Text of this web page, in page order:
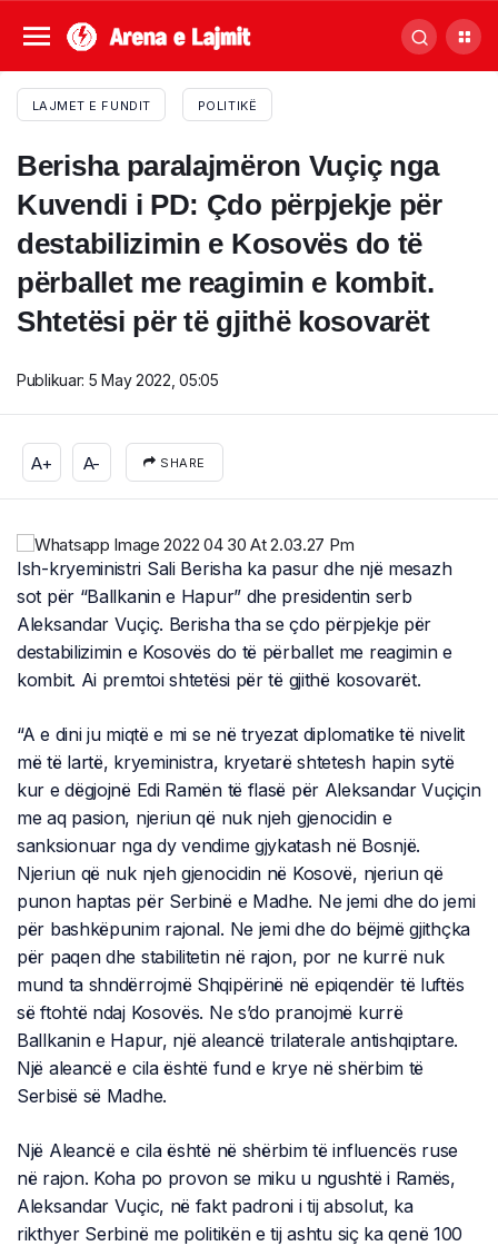
LAJMET E FUNDIT POLITIKË
Berisha paralajmëron Vuçiç nga
Kuvendi i PD: Çdo përpjekje për
destabilizimin e Kosovës do të
përballet me reagimin e kombit.
Shtetësi për të gjithë kosovarët
Publikuar: 5 May 2022, 05:05
A+ A- SHARE
Ish-kryeministri Sali Berisha ka pasur dhe një mesazh
sot për “Ballkanin e Hapur” dhe presidentin serb
Aleksandar Vuçiç. Berisha tha se çdo përpjekje për
destabilizimin e Kosovës do të përballet me reagimin e
kombit. Ai premtoi shtetësi për të gjithë kosovarët.
“A e dini ju miqtë e mi se në tryezat diplomatike të nivelit
më të lartë, kryeministra, kryetarë shtetesh hapin sytë
kur e dëgjojnë Edi Ramën të flasë për Aleksandar Vuçiçin
me aq pasion, njeriun që nuk njeh gjenocidin e
sanksionuar nga dy vendime gjykatash në Bosnjë.
Njeriun që nuk njeh gjenocidin në Kosovë, njeriun që
punon haptas për Serbinë e Madhe. Ne jemi dhe do jemi
për bashkëpunim rajonal. Ne jemi dhe do bëjmë gjithçka
për paqen dhe stabilitetin në rajon, por ne kurrë nuk
mund ta shndërrojmë Shqipërinë në epiqendër të luftës
së ftohtë ndaj Kosovës. Ne s’do pranojmë kurrë
Ballkanin e Hapur, një aleancë trilaterale antishqiptare.
Një aleancë e cila është fund e krye në shërbim të
Serbisë së Madhe.
Një Aleancë e cila është në shërbim të influencës ruse
në rajon. Koha po provon se miku u ngushtë i Ramës,
Aleksandar Vuçic, në fakt padroni i tij absolut, ka
rikthyer Serbinë me politikën e tij ashtu siç ka qenë 100